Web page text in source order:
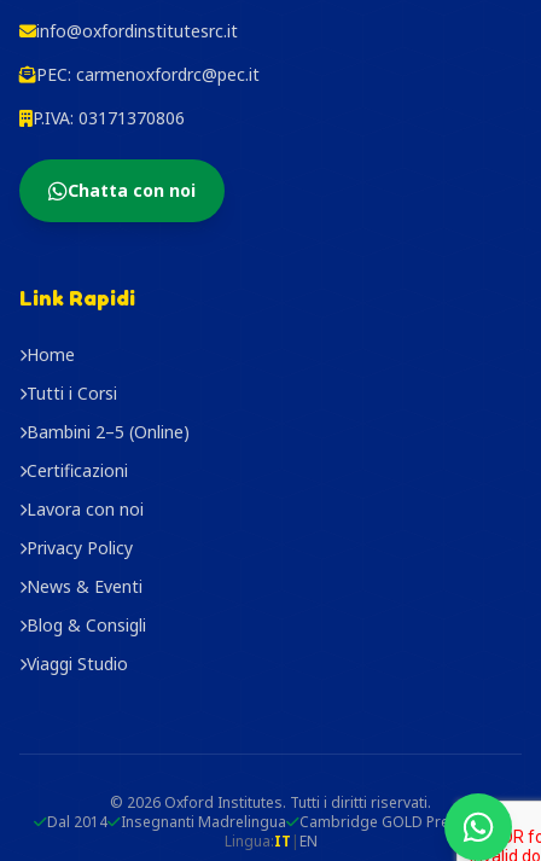
info@oxfordinstitutesrc.it
PEC: carmenoxfordrc@pec.it
P.IVA: 03171370806
Chatta con noi
Link Rapidi
Home
Tutti i Corsi
Bambini 2–5 (Online)
Certificazioni
Lavora con noi
Privacy Policy
News & Eventi
Blog & Consigli
Viaggi Studio
© 2026 Oxford Institutes. Tutti i diritti riservati.
Dal 2014
Insegnanti Madrelingua
Cambridge GOLD Prep Centre
Lingua:IT | EN